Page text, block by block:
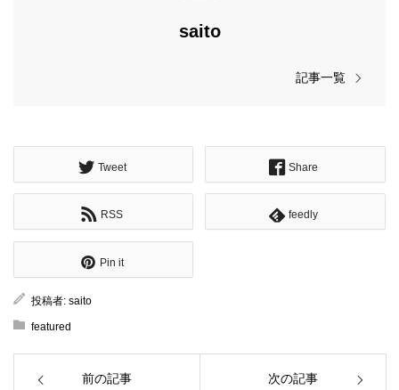
saito
記事一覧
Tweet Share
RSS feedly
Pin it
投稿者: saito
featured
前の記事 次の記事